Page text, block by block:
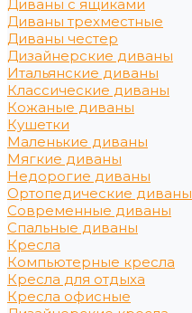
Диваны с ящиками
Диваны трехместные
Диваны честер
Дизайнерские диваны
Итальянские диваны
Классические диваны
Кожаные диваны
Кушетки
Маленькие диваны
Мягкие диваны
Недорогие диваны
Ортопедические диваны
Современные диваны
Спальные диваны
Кресла
Компьютерные кресла
Кресла для отдыха
Кресла офисные